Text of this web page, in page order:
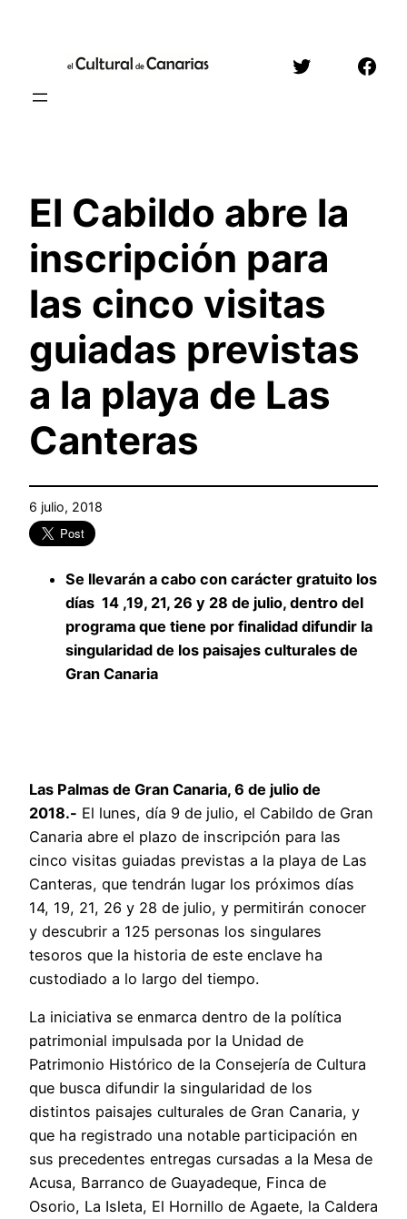
contenido
Twitter
El Cabildo abre la
inscripción para
las cinco visitas
guiadas previstas
a la playa de Las
Canteras
6 julio, 2018
Se llevarán a cabo con carácter gratuito los
días 14 ,19, 21, 26 y 28 de julio, dentro del
programa que tiene por finalidad difundir la
singularidad de los paisajes culturales de
Gran Canaria
Las Palmas de Gran Canaria, 6 de julio de
2018.- El lunes, día 9 de julio, el Cabildo de Gran
Canaria abre el plazo de inscripción para las
cinco visitas guiadas previstas a la playa de Las
Canteras, que tendrán lugar los próximos días
14, 19, 21, 26 y 28 de julio, y permitirán conocer
y descubrir a 125 personas los singulares
tesoros que la historia de este enclave ha
custodiado a lo largo del tiempo.
La iniciativa se enmarca dentro de la política
patrimonial impulsada por la Unidad de
Patrimonio Histórico de la Consejería de Cultura
que busca difundir la singularidad de los
distintos paisajes culturales de Gran Canaria, y
que ha registrado una notable participación en
sus precedentes entregas cursadas a la Mesa de
Acusa, Barranco de Guayadeque, Finca de
Osorio, La Isleta, El Hornillo de Agaete, la Caldera